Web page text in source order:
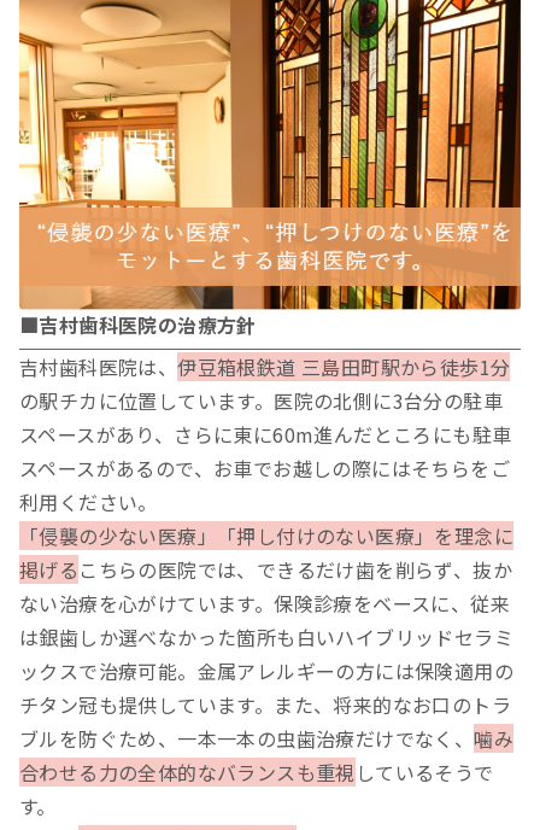
■吉村歯科医院の治療方針
吉村歯科医院は、伊豆箱根鉄道 三島田町駅から徒歩1分
の駅チカに位置しています。医院の北側に3台分の駐車
スペースがあり、さらに東に60m進んだところにも駐車
スペースがあるので、お車でお越しの際にはそちらをご
利用ください。
「侵襲の少ない医療」「押し付けのない医療」を理念に
掲げる こちらの医院では、できるだけ歯を削らず、抜か
ない治療を心がけています。保険診療をベースに、従来
は銀歯しか選べなかった箇所も白いハイブリッドセラミ
ックスで治療可能。金属アレルギーの方には保険適用の
チタン冠も提供しています。また、将来的なお口のトラ
ブルを防ぐため、一本一本の虫歯治療だけでなく、噛み
合わせる力の全体的なバランスも重視 しているそうで
す。